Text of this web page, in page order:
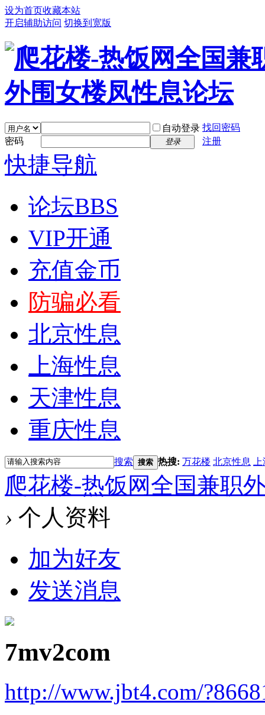
设为首页收藏本站
开启辅助访问 切换到宽版
自动登录 找回密码
密码
登录 注册
快捷导航
论坛BBS
VIP开通
充值金币
防骗必看
北京性息
上海性息
天津性息
重庆性息
搜索 搜索 热搜: 万花楼 北京性息
爬花楼-热饭网全国兼职
› 个人资料
加为好友
发送消息
7mv2com
http://www.jbt4.com/